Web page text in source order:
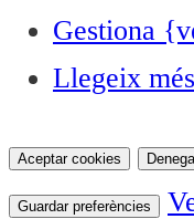
Gestiona
Llegeix
Aceptar cookies
Guardar preferències